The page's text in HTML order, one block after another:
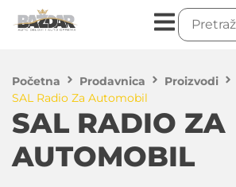
Početna Prodavnica
Proizvodi
SAL Radio Za Automobil
SAL RADIO ZA
AUTOMOBIL